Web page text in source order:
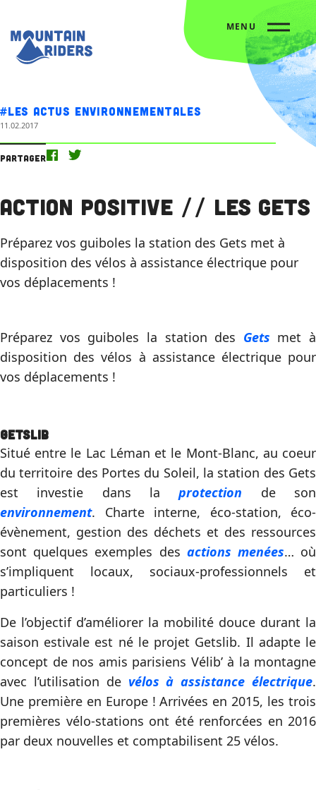
MENU
#Les actus environnementales
11.02.2017
Partager
Action Positive // Les Gets
Préparez vos guiboles la station des Gets met à
disposition des vélos à assistance électrique pour
vos déplacements !
Préparez vos guiboles la station des Gets met à
disposition des vélos à assistance électrique pour
vos déplacements !
Getslib
Situé entre le Lac Léman et le Mont-Blanc, au coeur
du territoire des Portes du Soleil, la station des Gets
est investie dans laprotection de son
environnement. Charte interne, éco-station, éco-
évènement, gestion des déchets et des ressources
sont quelques exemples des actions menées… où
s’impliquent locaux, sociaux-professionnels et
particuliers !
De l’objectif d’améliorer la mobilité douce durant la
saison estivale est né le projet Getslib. Il adapte le
concept de nos amis parisiens Vélib’ à la montagne
avec l’utilisation de vélos à assistance électrique.
Une première en Europe ! Arrivées en 2015, les trois
premières vélo-stations ont été renforcées en 2016
par deux nouvelles et comptabilisent 25 vélos.